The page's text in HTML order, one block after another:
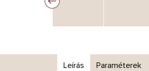
Leírás Paraméterek